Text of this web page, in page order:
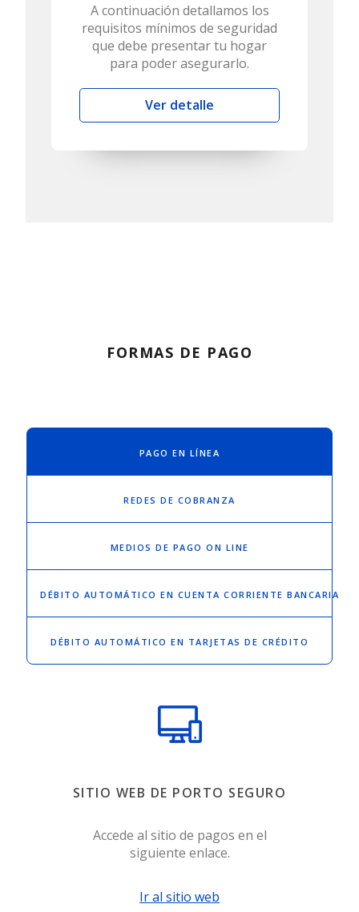
A continuación detallamos los
requisitos mínimos de seguridad
que debe presentar tu hogar
para poder asegurarlo.
Ver detalle
FORMAS DE PAGO
PAGO EN LÍNEA
REDES DE COBRANZA
MEDIOS DE PAGO ON LINE
DÉBITO AUTOMÁTICO EN CUENTA CORRIENTE BANCARIA
DÉBITO AUTOMÁTICO EN TARJETAS DE CRÉDITO
SITIO WEB DE PORTO SEGURO
Accede al sitio de pagos en el
siguiente enlace.
Ir al sitio web